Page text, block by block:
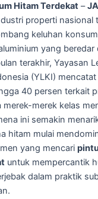
Hitam Terdekat –
properti nasional
keluhan
yang beredar
terakhir, Yayasan
(YLKI)
40 persen terkait
merek-merek kelas
ini semakin
hitam mulai
yang mencari
untuk mempercantik
dalam praktik